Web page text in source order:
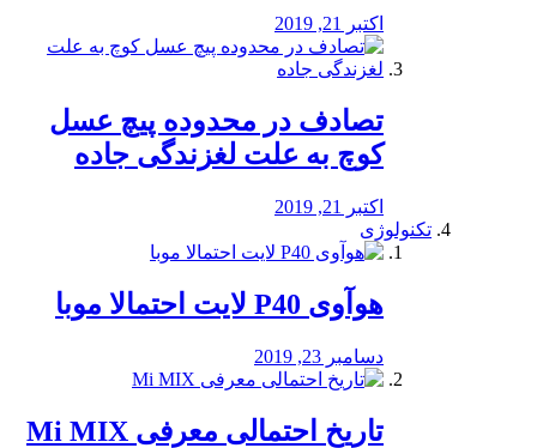
اکتبر 21, 2019
تصادف در محدوده پیچ عسل
کوچ به علت لغزندگی جاده
اکتبر 21, 2019
تکنولوژی
هوآوی P40 لایت احتمالا موبا
دسامبر 23, 2019
تاریخ احتمالی معرفی Mi MIX